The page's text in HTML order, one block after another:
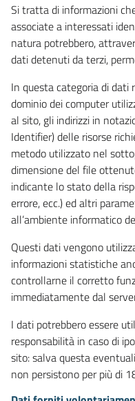
Si tratta di informazioni
associate a interessati
natura potrebbero,
dati detenuti da terzi,
In questa categoria di dati
dominio dei computer
al sito, gli indirizzi in
Identifier) delle risorse
metodo utilizzato nel
dimensione del file
indicante lo stato della
errore, ecc.) ed altri
all’ambiente informatico
Questi dati vengono
informazioni statistiche
controllarne il corretto
immediatamente dal
I dati potrebbero essere
responsabilità in caso di
sito: salva questa
non persistono per più di